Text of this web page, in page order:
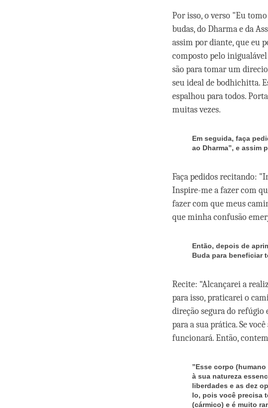
Por isso, o verso "Eu
budas, do Dharma e da
assim por diante, que eu
composto pelo
são para tomar um
seu ideal de bodhichitta.
espalhou para todos.
muitas vezes.
Em seguida, faça
ao Dharma”, e assim
Faça pedidos recitando:
Inspire-me a fazer com
fazer com que meus
que minha confusão
Então, depois de
Buda para beneficiar
Recite: “Alcançarei a
para isso, praticarei o
direção segura do refúgio
para a sua prática. Se
funcionará. Então,
”Esse corpo
à sua natureza
liberdades e as dez
lo, pois você precisa
(cármico) e é muito